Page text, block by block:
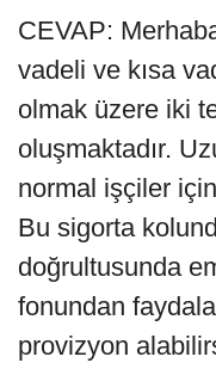
CEVAP:
vadeli ve kısa
olmak üzere iki
oluşmaktadır.
normal işçiler
Bu sigorta
doğrultusunda
fonundan
provizyon